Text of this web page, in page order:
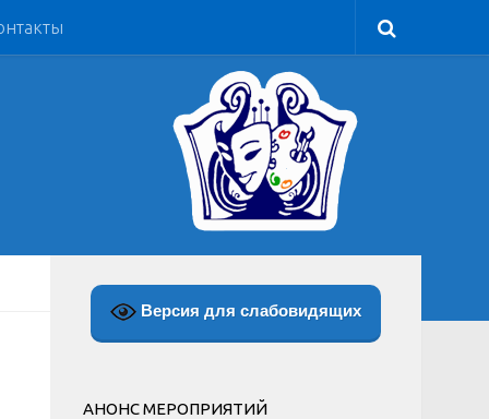
Версия для слабовидящих
АНОНС МЕРОПРИЯТИЙ